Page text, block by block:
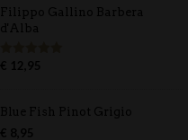
Filippo Gallino Barbera
d'Alba
Gewaardeerd
€ 12,95
Blue Fish Pinot Grigio
€ 8,95